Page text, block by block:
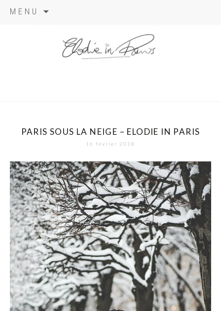
MENU
PARIS SOUS LA NEIGE – ELODIE IN PARIS
16 février 2018